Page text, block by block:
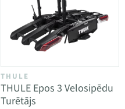
THULE
THULE Epos 3 Velosipēdu
Turētājs